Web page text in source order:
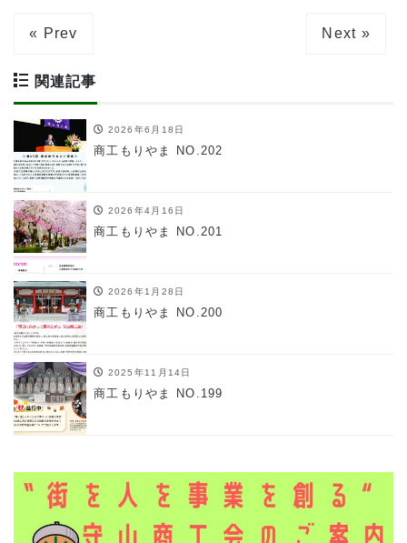
« Prev Next »
関連記事
2026年6月18日
商工もりやま NO.202
2026年4月16日
商工もりやま NO.201
2026年1月28日
商工もりやま NO.200
2025年11月14日
商工もりやま NO.199